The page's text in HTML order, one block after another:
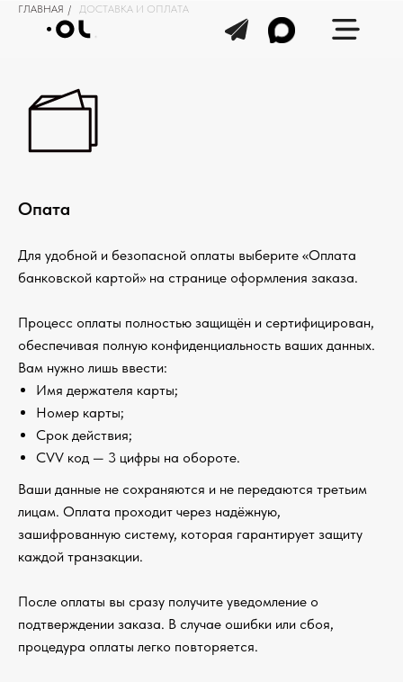
ГЛАВНАЯ / ДОСТАВКА И ОПЛАТА
Опата
Для удобной и безопасной оплаты выберите «Оплата
банковской картой» на странице оформления заказа.
Процесс оплаты полностью защищён и сертифицирован,
обеспечивая полную конфиденциальность ваших данных.
Вам нужно лишь ввести:
Имя держателя карты;
Номер карты;
Срок действия;
CVV код — 3 цифры на обороте.
Ваши данные не сохраняются и не передаются третьим
лицам. Оплата проходит через надёжную,
зашифрованную систему, которая гарантирует защиту
каждой транзакции.
После оплаты вы сразу получите уведомление о
подтверждении заказа. В случае ошибки или сбоя,
процедура оплаты легко повторяется.